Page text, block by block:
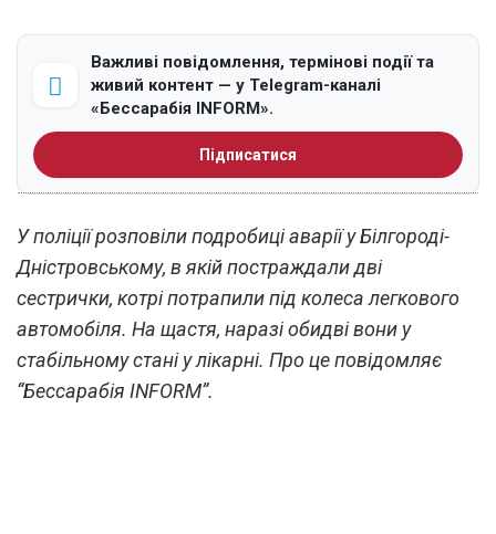
Важливі повідомлення, термінові події та
живий контент — у Telegram-каналі
«Бессарабія INFORM».
Підписатися
У поліції розповіли подробиці аварії у Білгороді-
Дністровському, в якій постраждали дві
сестрички, котрі потрапили під колеса легкового
автомобіля. На щастя, наразі обидві вони у
стабільному стані у лікарні. Про це повідомляє
“Бессарабія INFORM”.